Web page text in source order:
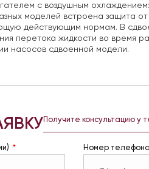
с воздушным
моделей встроена защита
действующим нормам. В
перетока жидкости во время
насосов сдвоенной модели.
Получите консультацию у
Номер телефона